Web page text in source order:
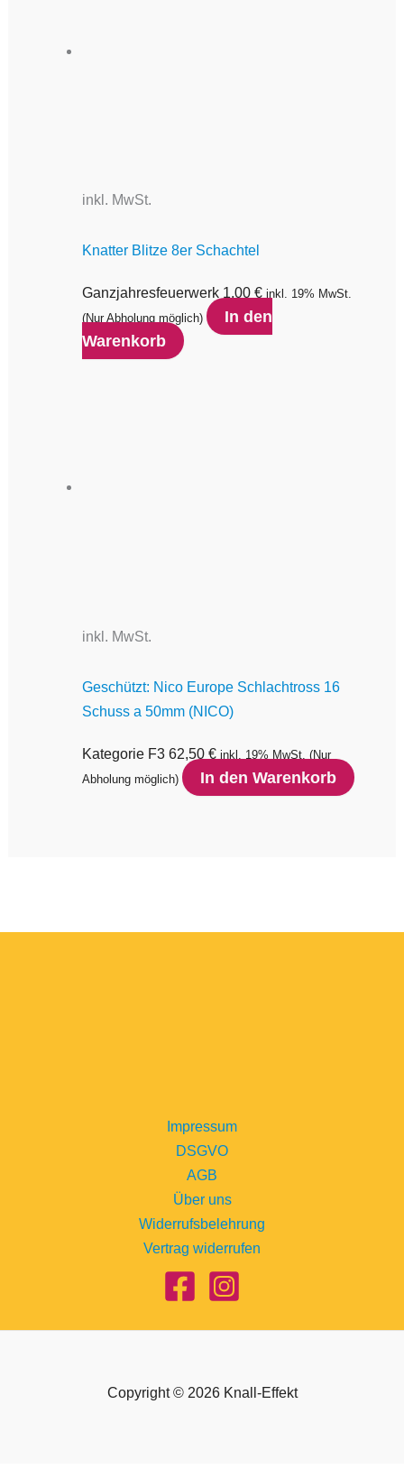
inkl. MwSt.
Knatter Blitze 8er Schachtel
Ganzjahresfeuerwerk 1,00 € inkl. 19% MwSt.
(Nur Abholung möglich)
In den
Warenkorb
inkl. MwSt.
Geschützt: Nico Europe Schlachtross 16
Schuss a 50mm (NICO)
Kategorie F3 62,50 € inkl. 19% MwSt. (Nur
Abholung möglich)
In den Warenkorb
Impressum
DSGVO
AGB
Über uns
Widerrufsbelehrung
Vertrag widerrufen
Copyright © 2026 Knall-Effekt